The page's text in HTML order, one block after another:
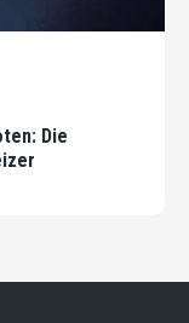
Die